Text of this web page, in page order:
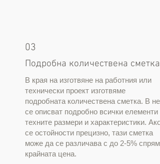
03
Подробна количествена сметка
В края на изготвяне на работния или
технически проект изготвяме
подробната количествена сметка. В нея
се описват подробно всички елементи с
техните размери и характеристики. Ако
се остойности прецизно, тази сметка
може да се различава с до 2-5% спрямо
крайната цена.